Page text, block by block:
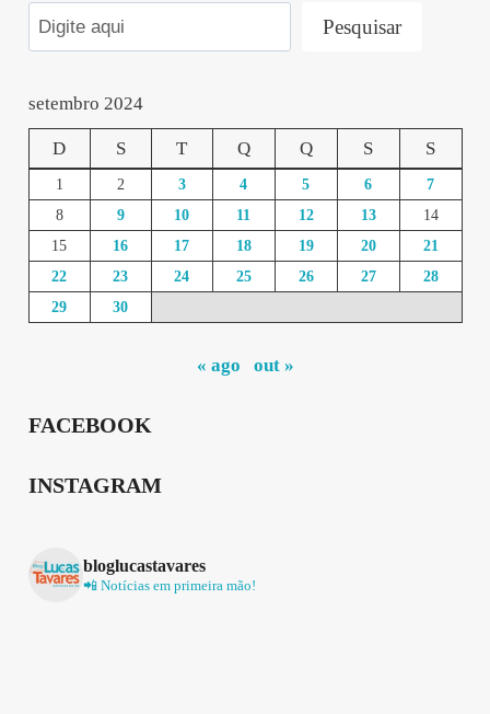
Pesquisar
setembro 2024
D S T Q Q S S
1 2 3 4 5 6
7
8
9 10 11 12 13
14
15
16 17 18 19 20
21
22
23 24 25 26 27
28
29
30
« ago out »
FACEBOOK
INSTAGRAM
bloglucastavares
📲 Notícias em primeira mão!